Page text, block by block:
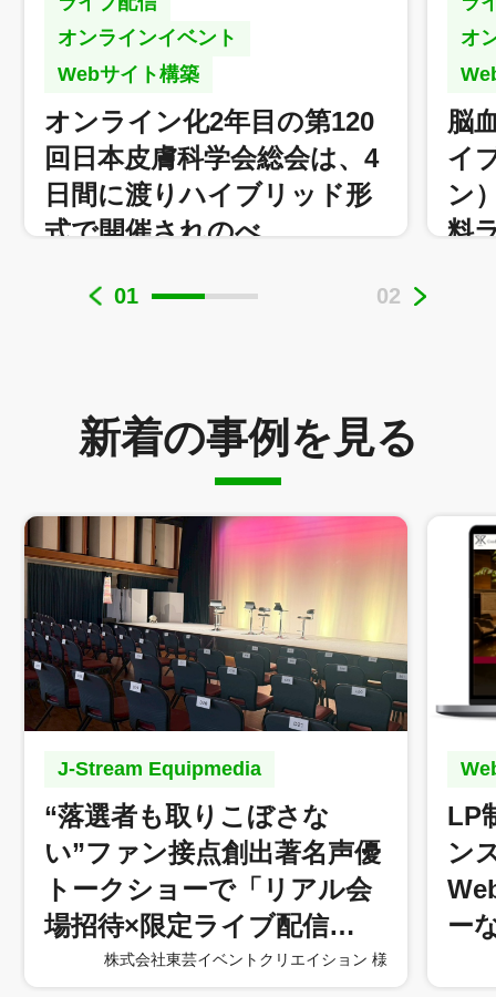
オンラインイベント
Webサイト構築
オンライン化2年目の第120
回日本皮膚科学会総会は、4
日間に渡りハイブリッド形
式で開催されのべ…
会社コムエンス 様）
オ
脳
イ
ン
料
01 02
新着の事例を見る
J-Stream Equipmedia
“落選者も取りこぼさな
い”ファン接点創出著名声優
トークショーで「リアル会
場招待×限定ライブ配信…
株式会社東芸イベントクリエイション 様
LP
ン
ー